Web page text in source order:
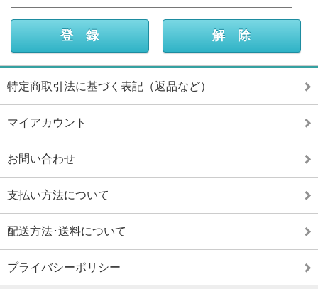
特定商取引法に基づく表記（返品など）
マイアカウント
お問い合わせ
支払い方法について
配送方法･送料について
プライバシーポリシー